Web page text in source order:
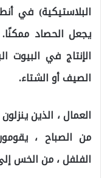
البلاستيكية) في
يجعل الحصاد ممكنًا.
الإنتاج في البيوت
الصيف أو الشتاء.
العمال ، الذين
من الصباح ،
الفلفل ، من الخس